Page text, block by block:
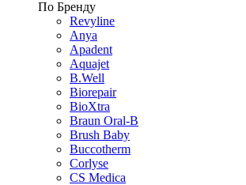
По Бренду
Revyline
Anya
Apadent
Aquajet
B.Well
Biorepair
BioXtra
Braun Oral-B
Brush Baby
Buccotherm
Corlyse
CS Medica